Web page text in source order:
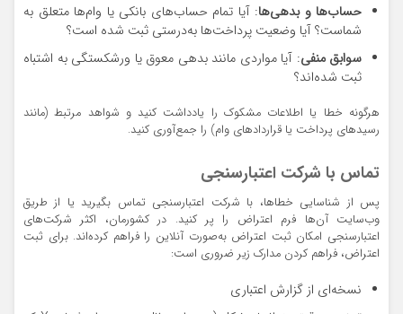
حساب‌ها و بدهی‌ها: آیا تمام حساب‌های بانکی یا وام‌ها متعلق به
شماست؟ آیا وضعیت پرداخت‌ها به‌درستی ثبت شده است؟
سوابق منفی: آیا مواردی مانند بدهی معوق یا ورشکستگی به اشتباه
ثبت شده‌اند؟
هرگونه خطا یا اطلاعات مشکوک را یادداشت کنید و شواهد مرتبط (مانند
رسیدهای پرداخت یا قراردادهای وام) را جمع‌آوری کنید.
تماس با شرکت اعتبارسنجی
پس از شناسایی خطاها، با شرکت اعتبارسنجی تماس بگیرید یا از طریق
وب‌سایت آن‌ها فرم اعتراض را پر کنید. در کشورمان، اکثر شرکت‌های
اعتبارسنجی امکان ثبت اعتراض به‌صورت آنلاین را فراهم کرده‌اند. برای ثبت
اعتراض، فراهم کردن مدارک زیر ضروری است:
نسخه‌ای از گزارش اعتباری